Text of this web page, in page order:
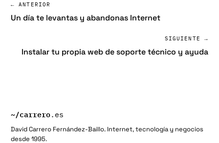
← ANTERIOR
Un día te levantas y abandonas Internet
SIGUIENTE →
Instalar tu propia web de soporte técnico y ayuda
~/carrero.es
David Carrero Fernández-Baillo. Internet, tecnología y negocios
desde 1995.